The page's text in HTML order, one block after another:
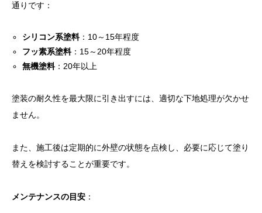
通りです：
シリコン系塗料：10～15年程度
フッ素系塗料：15～20年程度
無機塗料：20年以上
塗装の耐久性を最大限に引き出すには、適切な下地処理が欠かせ
ません。
また、施工後は定期的に外壁の状態を点検し、必要に応じて塗り
替えを検討することが重要です。
メンテナンスの目安 ：